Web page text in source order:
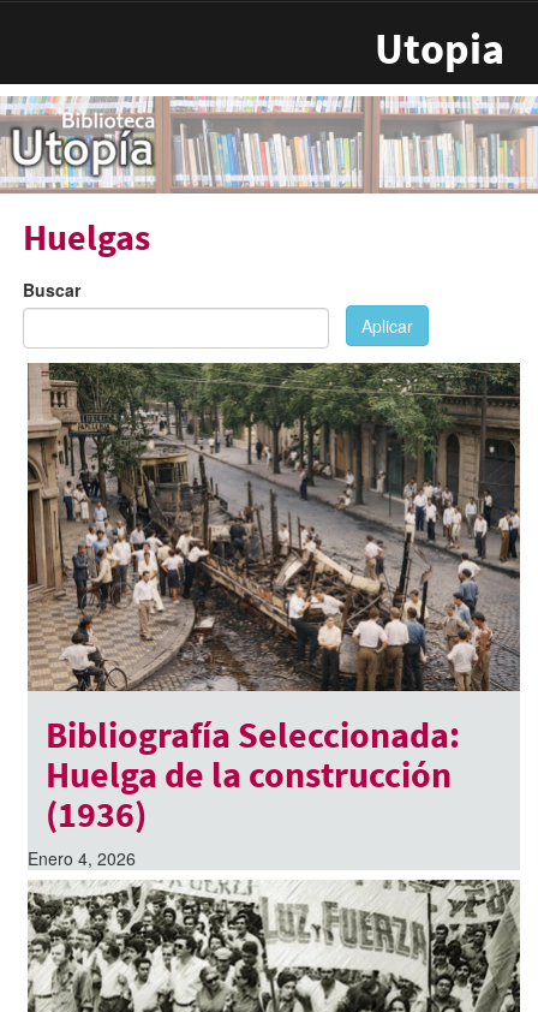
Utopia
Huelgas
Buscar
Aplicar
Bibliografía Seleccionada:
Huelga de la construcción
(1936)
Enero 4, 2026